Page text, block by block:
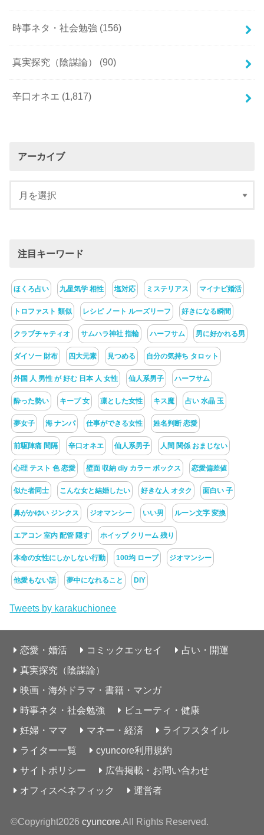
時事ネタ・社会勉強 (156)
真実探究（陰謀論） (90)
辛口オネエ (1,817)
アーカイブ
注目キーワード
ほくろ占い 九星気学 相性 塩対応 ミステリアス マイナビ婚活
トロファスト 類似 レシピ ノート ルーズリーフ 好きになる瞬間
クラブチャティオ サムハラ神社 指輪 ハーフサム 男に好かれる男
ダイソー 財布 四大元素 見つめる 自分の気持ち タロット
外国 人 男性 が 好む 日本 人 女性 仙人系男子 ハーフサム
酔った勢い キープ 女 凛とした女性 キス魔 占い 水晶 玉
夢女子 海 ナンパ 仕事ができる女性 姓名判断 恋愛
前駆陣痛 間隔 辛口オネエ 仙人系男子 人間 関係 おまじない
心理 テスト 色 恋愛 壁面 収納 diy カラー ボックス 恋愛偏差値
似た者同士 こんな女と結婚したい 好きな人 オタク 面白い 子
鼻がかゆい ジンクス ジオマンシー いい男 ルーン文字 変換
エアコン 室内 配管 隠す ホイップ クリーム 残り
本命の女性にしかしない行動 100均 ロープ ジオマンシー
他愛もない話 夢中になれること DIY
Tweets by karakuchionee
恋愛・婚活 コミックエッセイ
占い・開運
真実探究（陰謀論）
映画・海外ドラマ・書籍・マンガ
時事ネタ・社会勉強
ビューティ・健康
妊婦・ママ
マネー・経済
ライフスタイル
ライター一覧
cyuncore利用規約
サイトポリシー
広告掲載・お問い合わせ
オフィスベネフィック
運営者
©Copyright2026 cyuncore.All Rights Reserved.